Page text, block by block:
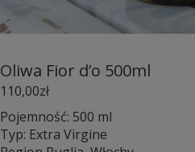
Oliwa Fior d’o 500ml
110,00zł
Pojemność: 500 ml
Typ: Extra Virgine